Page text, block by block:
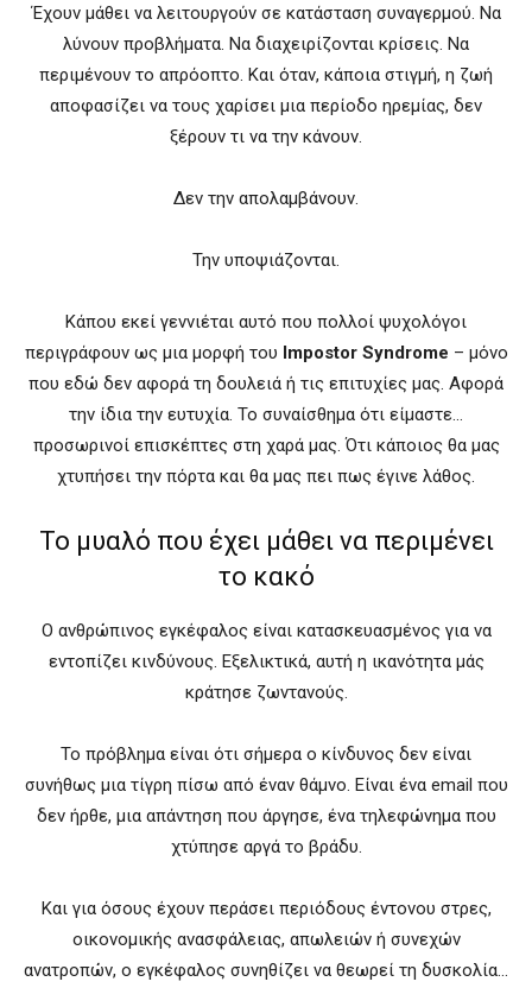
Έχουν μάθει να λειτουργούν σε κατάσταση συναγερμού. Να
λύνουν προβλήματα. Να διαχειρίζονται κρίσεις. Να
περιμένουν το απρόοπτο. Και όταν, κάποια στιγμή, η ζωή
αποφασίζει να τους χαρίσει μια περίοδο ηρεμίας, δεν
ξέρουν τι να την κάνουν.
Δεν την απολαμβάνουν.
Την υποψιάζονται.
Κάπου εκεί γεννιέται αυτό που πολλοί ψυχολόγοι
περιγράφουν ως μια μορφή του Impostor Syndrome – μόνο
που εδώ δεν αφορά τη δουλειά ή τις επιτυχίες μας. Αφορά
την ίδια την ευτυχία. Το συναίσθημα ότι είμαστε…
προσωρινοί επισκέπτες στη χαρά μας. Ότι κάποιος θα μας
χτυπήσει την πόρτα και θα μας πει πως έγινε λάθος.
Το μυαλό που έχει μάθει να περιμένει
το κακό
Ο ανθρώπινος εγκέφαλος είναι κατασκευασμένος για να
εντοπίζει κινδύνους. Εξελικτικά, αυτή η ικανότητα μάς
κράτησε ζωντανούς.
Το πρόβλημα είναι ότι σήμερα ο κίνδυνος δεν είναι
συνήθως μια τίγρη πίσω από έναν θάμνο. Είναι ένα email που
δεν ήρθε, μια απάντηση που άργησε, ένα τηλεφώνημα που
χτύπησε αργά το βράδυ.
Και για όσους έχουν περάσει περιόδους έντονου στρες,
οικονομικής ανασφάλειας, απωλειών ή συνεχών
ανατροπών, ο εγκέφαλος συνηθίζει να θεωρεί τη δυσκολία…